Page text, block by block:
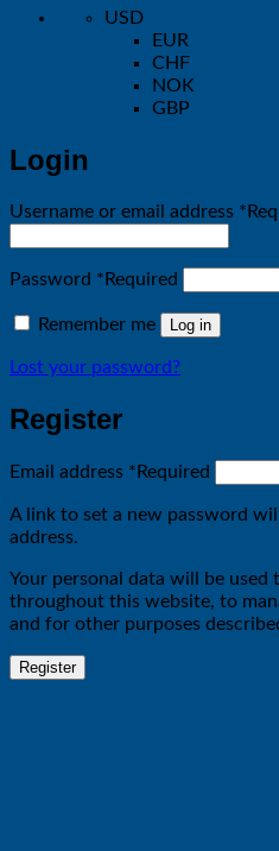
USD
EUR
CHF
NOK
GBP
Login
Username or email address *
Password * Required
Remember me Log in
Lost your password?
Register
Email address *Required
A link to set a new password
address.
Your personal data will be
throughout this website, to
and for other purposes
Register